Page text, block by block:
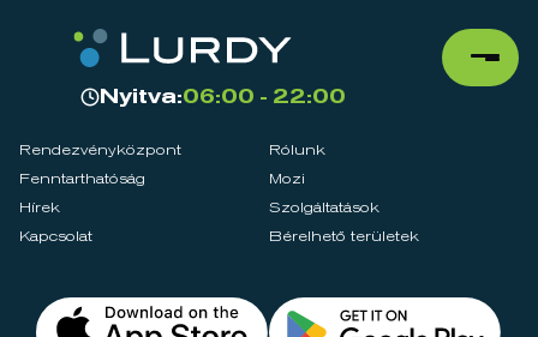
Nyitva:06:00 - 22:00
Rendezvényközpont
Rólunk
Fenntarthatóság
Mozi
Hírek
Szolgáltatások
Kapcsolat
Bérelhető területek